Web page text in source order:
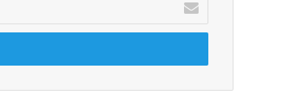
بريدك
الإلكتروني